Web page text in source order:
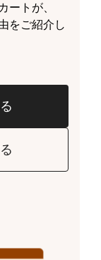
ートが、
をご紹介し